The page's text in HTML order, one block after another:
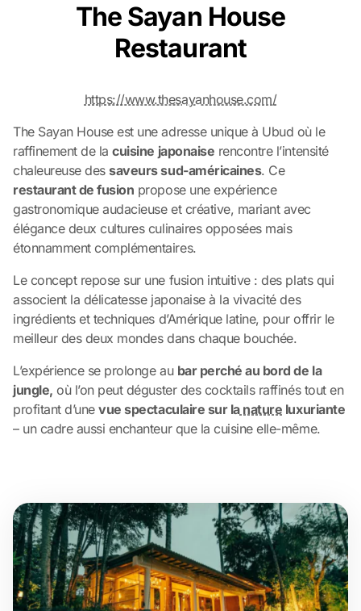
The Sayan House
Restaurant
https://www.thesayanhouse.com/
The Sayan House est une adresse unique à Ubud où le
raffinement de lacuisine japonaise rencontre l’intensité
chaleureuse dessaveurs sud-américaines. Ce
restaurant de fusion propose une expérience
gastronomique audacieuse et créative, mariant avec
élégance deux cultures culinaires opposées mais
étonnamment complémentaires.
Le concept repose sur une fusion intuitive : des plats qui
associent la délicatesse japonaise à la vivacité des
ingrédients et techniques d’Amérique latine, pour offrir le
meilleur des deux mondes dans chaque bouchée.
L’expérience se prolonge au bar perché au bord de la
jungle, où l’on peut déguster des cocktails raffinés tout en
profitant d’unevue spectaculaire sur lanature luxuriante
– un cadre aussi enchanteur que la cuisine elle-même.